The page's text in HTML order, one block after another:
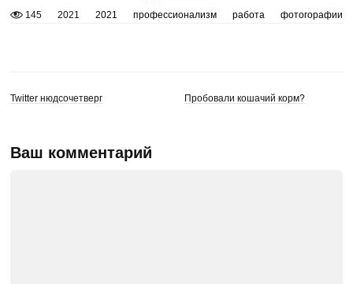
145 2021 2021 профессионализм работа фотогорафии
Twitter нюдсочетверг Пробовали кошачий корм?
Ваш комментарий